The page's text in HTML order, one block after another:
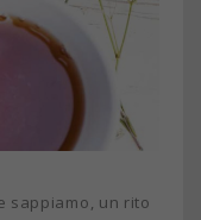
sappiamo, un rito